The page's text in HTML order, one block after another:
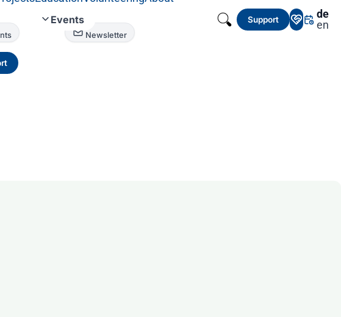
Events
Newsletter
Support
de
en